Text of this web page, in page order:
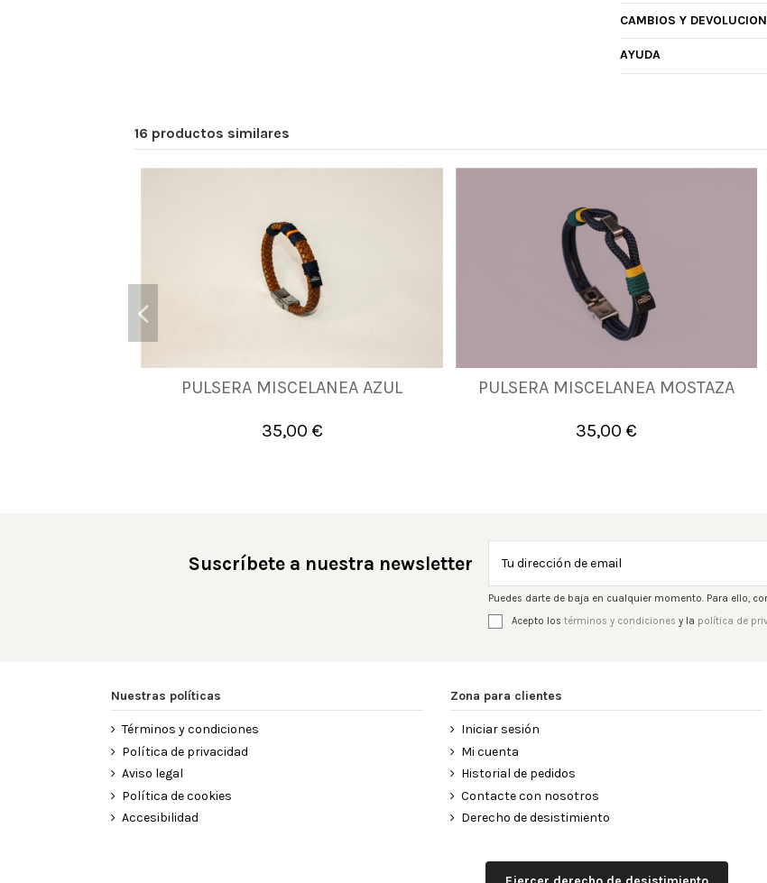
CAMBIOS Y
AYUDA
16 productos similares
PULSERA MISCELANEA AZUL
35,00 €
XL 2XL
Añadir al carrito
PULSERA MISCELANEA MOSTAZA
35,00 €
L
Añadir al carrito
Suscríbete a nuestra newsletter
Puedes darte de baja en cualquier momento. Para ello,
Acepto los términos y condiciones y la política de
Nuestras políticas
Términos y condiciones
Política de privacidad
Aviso legal
Política de cookies
Accesibilidad
Zona para clientes
Iniciar sesión
Mi cuenta
Historial de pedidos
Contacte con nosotros
Derecho de desistimiento